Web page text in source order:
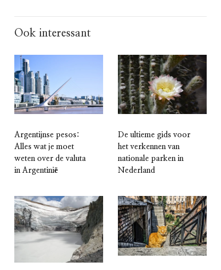
Ook interessant
Argentijnse pesos:
Alles wat je moet
weten over de valuta
in Argentinië
De ultieme gids voor
het verkennen van
nationale parken in
Nederland